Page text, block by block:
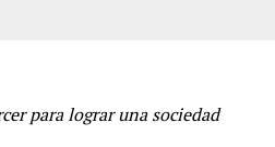
para lograr una sociedad